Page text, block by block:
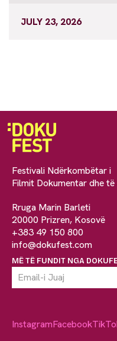
JULY 23, 2026
Festivali Ndërkombëtar i
Filmit Dokumentar dhe
Rruga Marin Barleti
20000 Prizren, Kosovë
+383 49 150 800
info@dokufest.com
MË TË FUNDIT NGA
InstagramFacebook